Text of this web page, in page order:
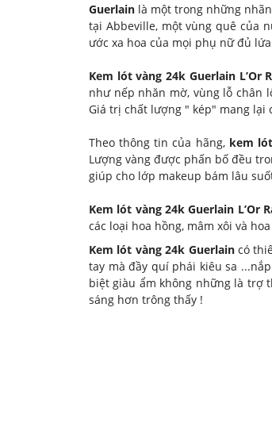
Guerlain là một trong những
tại Abbeville, một vùng quê của
ước xa hoa của mọi phụ nữ đủ
Kem lót vàng 24k Guerlain L’Or
như nếp nhăn mờ, vùng lỗ chân
Giá trị chất lượng " kép" mang lại
Theo thông tin của hãng, kem
Lượng vàng được phấn bố đều
giúp cho lớp makeup bám lâu
Kem lót vàng 24k Guerlain L’Or
các loại hoa hồng, mâm xôi và
Kem lót vàng 24k Guerlaincó
tay mà đầy quí phái kiêu sa
biệt giàu ẩm không những là trợ
sáng hơn trông thấy !